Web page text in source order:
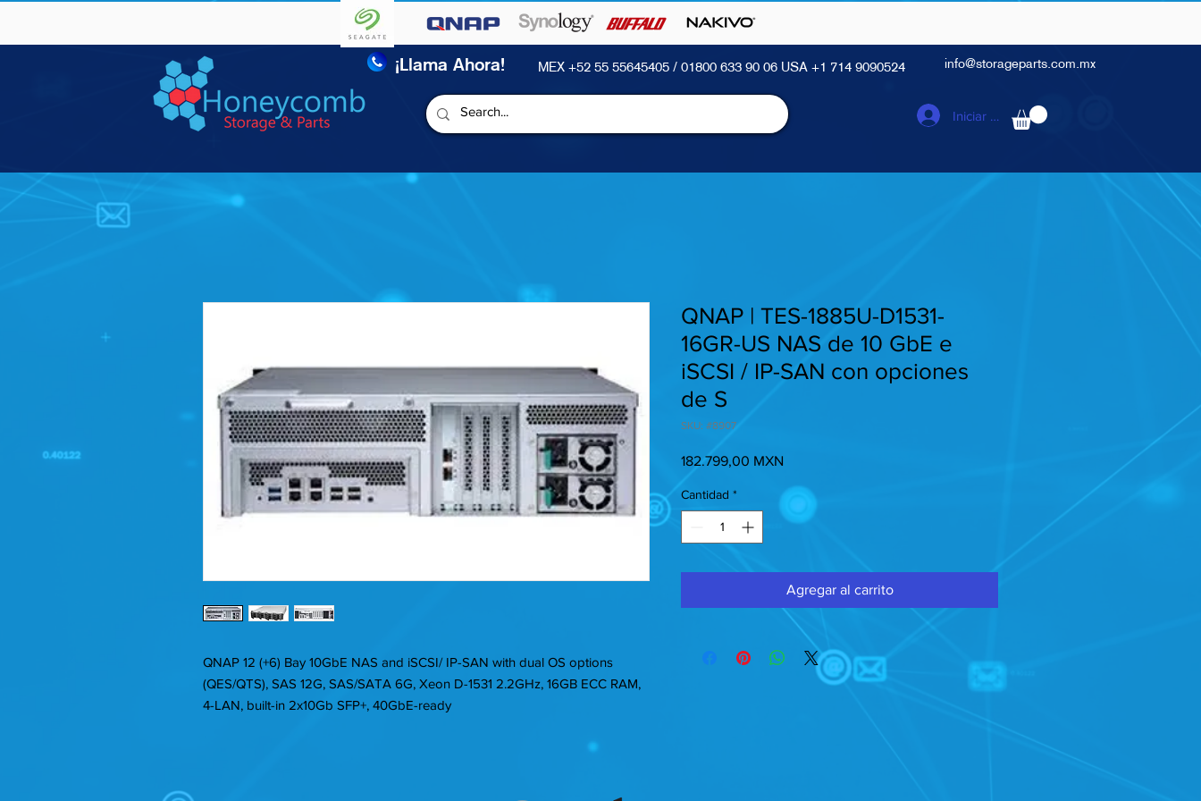
¡Llama Ahora! MEX +52 55 55645405 / 01800 633 90 06 USA +1 714 9090524 info@storageparts.com.mx
Iniciar sesión
QNAP 12 (+6) Bay 10GbE NAS and iSCSI/ IP-SAN with dual OS options
(QES/QTS), SAS 12G, SAS/SATA 6G, Xeon D-1531 2.2GHz, 16GB ECC RAM,
4-LAN, built-in 2x10Gb SFP+, 40GbE-ready
QNAP | TES-1885U-D1531-
16GR-US NAS de 10 GbE e
iSCSI / IP-SAN con opciones
de S
SKU: #8907
182.799,00 MXN
Cantidad *
Agregar al carrito